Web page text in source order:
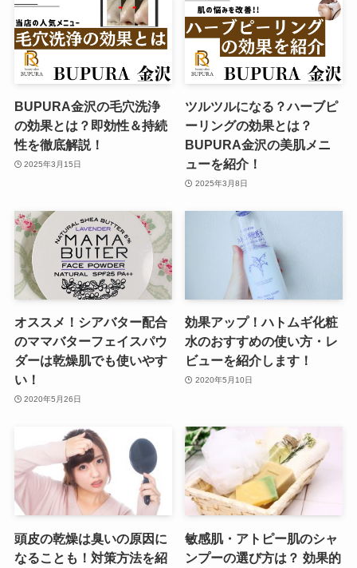
BUPURA金沢の毛穴洗浄
の効果とは？即効性＆持続
性を徹底解説！
2025年3月15日
ツルツルになる？ハーブピ
ーリングの効果とは？
BUPURA金沢の美肌メニ
ューを紹介！
2025年3月8日
オススメ！シアバター配合
のママバターフェイスパウ
ダーは乾燥肌でも使いやす
い！
2020年5月26日
効果アップ！ハトムギ化粧
水のおすすめの使い方・レ
ビューを紹介します！
2020年5月10日
頭皮の乾燥は臭いの原因に
なることも！対策方法を紹
敏感肌・アトピー肌のシャ
ンプーの選び方は？ 効果的